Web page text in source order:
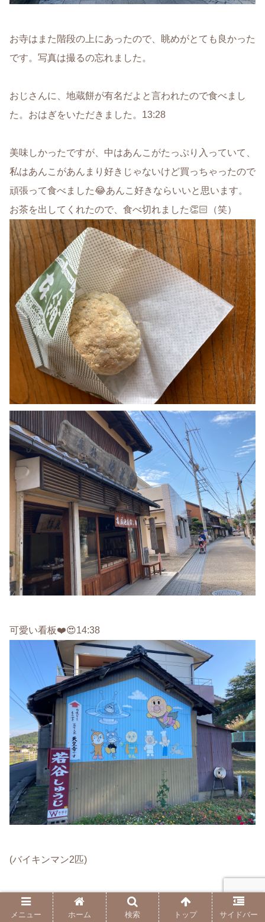
お寺はまた階段の上にあったので、眺めがとても良かった
です。写真は撮るの忘れました。
おじさんに、地蔵餅が有名だよと言われたので食べまし
た。おはぎをいただきました。13:28
美味しかったですが、中はあんこがたっぷり入っていて、
私はあんこがあんまり好きじゃないけど買っちゃったので
頑張って食べました😂あんこ好きならいいと思います。
お茶を出してくれたので、食べ切れました👏🏻（笑）
可愛い看板❤️😍14:38
(バイキンマン2匹)
天皇寺に到着です〜15:02
メニュー ホーム 検索 トップ サイドバー